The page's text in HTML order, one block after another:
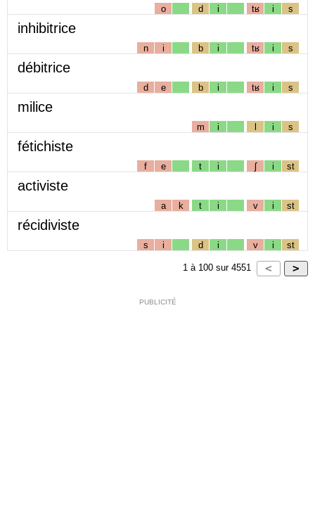
o d i tʁ i s
inhibitrice
n i b i tʁ i s
débitrice
d e b i tʁ i s
milice
m i l i s
fétichiste
f e t i ʃ i st
activiste
a k t i v i st
récidiviste
s i d i v i st
1 à 100 sur 4551
PUBLICITÉ